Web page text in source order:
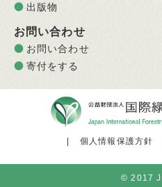
出版物
お問い合わせ
お問い合わせ
寄付をする
個人情報保護方針
© 2017